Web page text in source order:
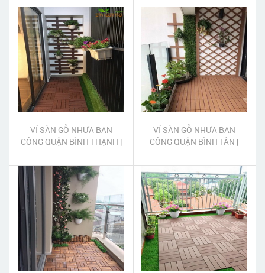
BAN CÔNG QUẬN PHÚ
NHUẬN
CÔNG QUẬN GÒ VẤP
VỈ SÀN GỖ NHỰA BAN
CÔNG QUẬN BÌNH THẠNH |
BAN CÔNG QUẬN BÌNH
THẠNH
VỈ SÀN GỖ NHỰA BAN
CÔNG QUẬN BÌNH TÂN |
BAN CÔNG QUẬN BÌNH TÂN